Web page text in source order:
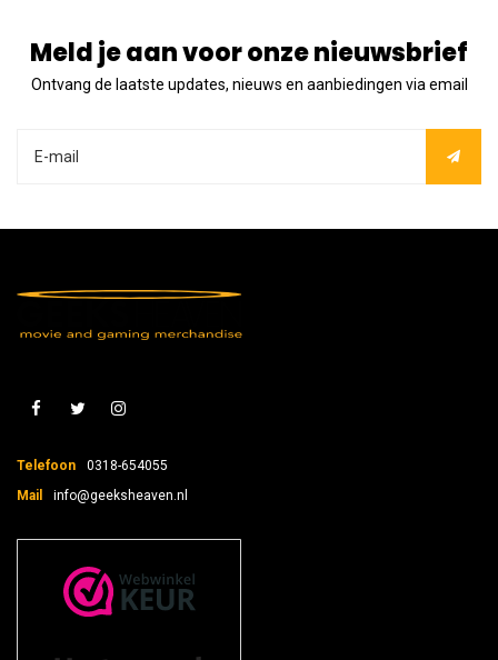
Meld je aan voor onze nieuwsbrief
Ontvang de laatste updates, nieuws en aanbiedingen via email
Telefoon
0318-654055
Mail
info@geeksheaven.nl